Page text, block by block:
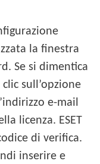
la finestra
Se si dimentica
sull’opzione
e-mail
licenza. ESET
di verifica.
inserire e